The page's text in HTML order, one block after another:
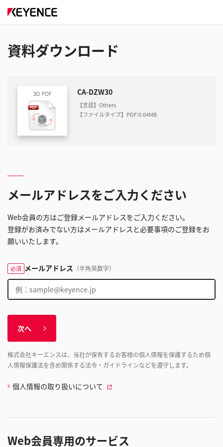
資料ダウンロード
CA-DZW30
【言語】Others
【ファイルタイプ】PDF:0.04MB
メールアドレスをご入力ください
Web会員の方はご登録メールアドレスをご入力ください。
登録がお済みでない方はメールアドレスと必要事項のご登録をお
願いいたします。
必須 メールアドレス （半角英数字）
次へ
株式会社キーエンスは、当社が保有するお客様の個人情報を保護するため個
人情報保護法を含め関係する法令・ガイドラインなどを遵守します。
個人情報の取り扱いについて
Web会員専用のサービス